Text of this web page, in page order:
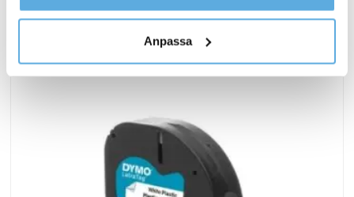
kontaktar oss och på vilket sätt vi behandlar
Anpassa
ANDRA KÖPTE OCKSÅ